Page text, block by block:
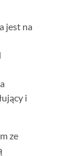
jest na
i
ze